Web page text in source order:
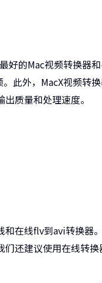
好的Mac视频转换器
此外，MacX视频转
质量和处理速度。
和在线flv到avi转换器
还建议使用在线转换